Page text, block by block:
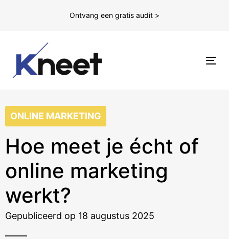
Ontvang een gratis audit >
ONLINE MARKETING
Hoe meet je écht of
online marketing
werkt?
Gepubliceerd op 18 augustus 2025